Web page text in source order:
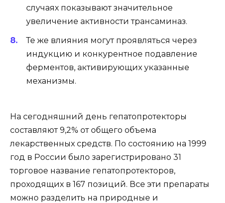
случаях показывают значительное
увеличение активности трансаминаз.
Те же влияния могут проявляться через
индукцию и конкурентное подавление
ферментов, активирующих указанные
механизмы.
На сегодняшний день гепатопротекторы
составляют 9,2% от общего объема
лекарственных средств. По состоянию на 1999
год в России было зарегистрировано 31
торговое название гепатопротекторов,
проходящих в 167 позиций. Все эти препараты
можно разделить на природные и